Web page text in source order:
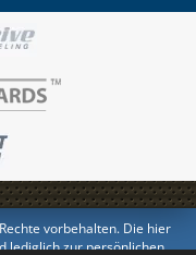
vorbehalten. Die hier
lediglich zur persönlichen